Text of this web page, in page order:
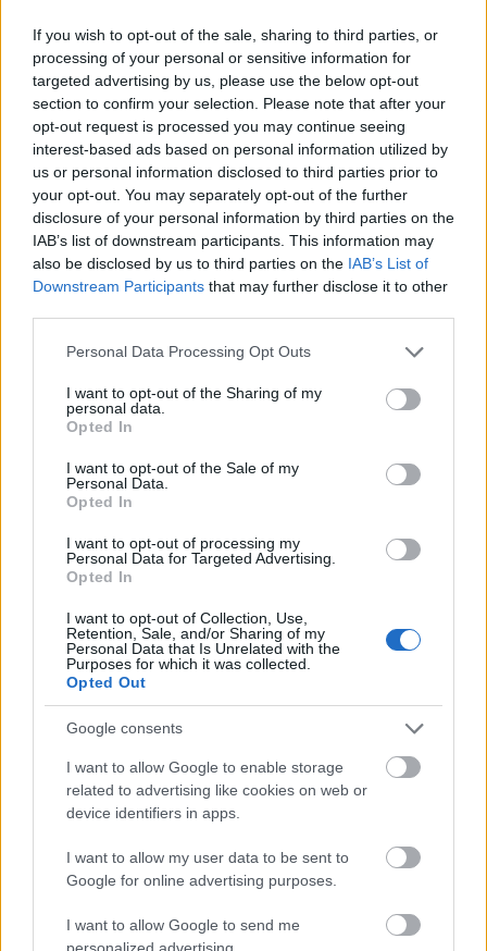
If you wish to opt-out of the sale, sharing to third parties, or
processing of your personal or sensitive information for
targeted advertising by us, please use the below opt-out
section to confirm your selection. Please note that after your
opt-out request is processed you may continue seeing
interest-based ads based on personal information utilized by
us or personal information disclosed to third parties prior to
your opt-out. You may separately opt-out of the further
disclosure of your personal information by third parties on the
IAB’s list of downstream participants. This information may
also be disclosed by us to third parties on the IAB’s List of
Downstream Participants that may further disclose it to other
Please note that this website/app uses one or more Google
not limited to your visit or usage behaviour. You may click to
grant or deny consent to Google and its third-party tags to
use your data for below specified purposes in below Google
consent section.
Personal Data Processing Opt Outs
I want to opt-out of the Sharing of my
personal data.
Opted In
I want to opt-out of the Sale of my
Personal Data.
Opted In
I want to opt-out of processing my
Personal Data for Targeted Advertising.
Opted In
I want to opt-out of Collection, Use,
Retention, Sale, and/or Sharing of my
Personal Data that Is Unrelated with the
Purposes for which it was collected.
Opted Out
Google consents
I want to allow Google to enable storage
related to advertising like cookies on web or
device identifiers in apps.
I want to allow my user data to be sent to
Google for online advertising purposes.
I want to allow Google to send me
personalized advertising.
Mi épül? HBM Kft. Debrecen lakásépítés
mélyépítés
Balázs és Vecsey Építésziroda
AJÁNLÓ
Aktuális